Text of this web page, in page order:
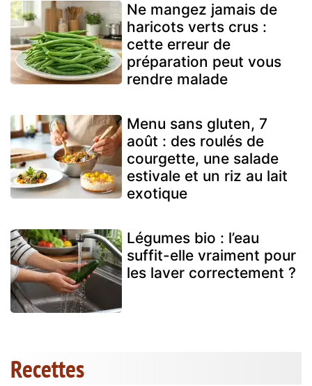
Ne mangez jamais de
haricots verts crus :
cette erreur de
préparation peut vous
rendre malade
Menu sans gluten, 7
août : des roulés de
courgette, une salade
estivale et un riz au lait
exotique
Légumes bio : l’eau
suffit-elle vraiment pour
les laver correctement ?
Recettes